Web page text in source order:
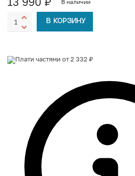
В наличии
В КОРЗИНУ
Плати частями от 2 332 ₽